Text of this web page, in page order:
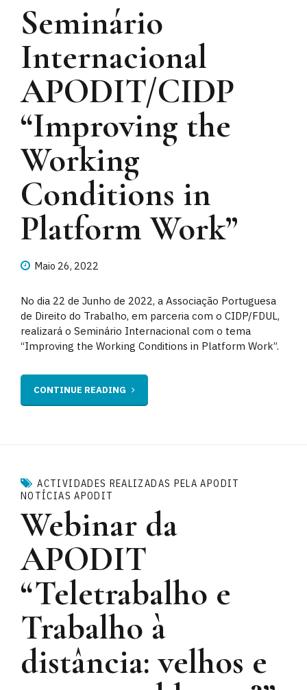
Seminário
Internacional
APODIT/CIDP
“Improving the
Working
Conditions in
Platform Work”
Maio 26, 2022
No dia 22 de Junho de 2022, a Associação Portuguesa
de Direito do Trabalho, em parceria com o CIDP/FDUL,
realizará o Seminário Internacional com o tema
“Improving the Working Conditions in Platform Work”.
CONTINUE READING
ACTIVIDADES REALIZADAS PELA APODIT
NOTÍCIAS APODIT
Webinar da
APODIT
“Teletrabalho e
Trabalho à
distância: velhos e